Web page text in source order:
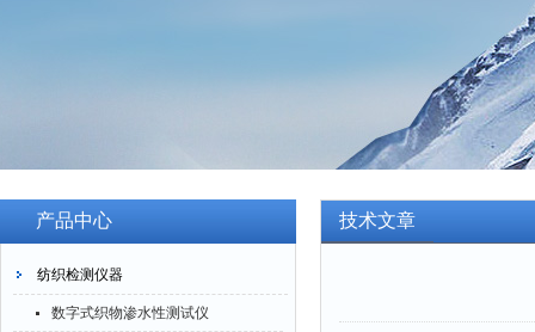
产品中心
纺织检测仪器
数字式织物渗水性测试仪
技术文章